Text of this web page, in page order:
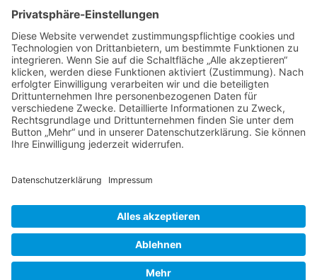
Wir benötigen Ihre
Zustimmung, um den
Google Maps-Service zu
laden!
Wir verwenden einen Service eines
Drittanbieters, um Karteninhalte
einzubetten. Dieser Service kann
Daten zu Ihren Aktivitäten
sammeln. Bitte lesen Sie die Details
Nutzung des Service zu, um diese
Mehr Informationen
Datenschutz
© 2024 Heinrichs – Ersatzteile UG | Alle Rechte